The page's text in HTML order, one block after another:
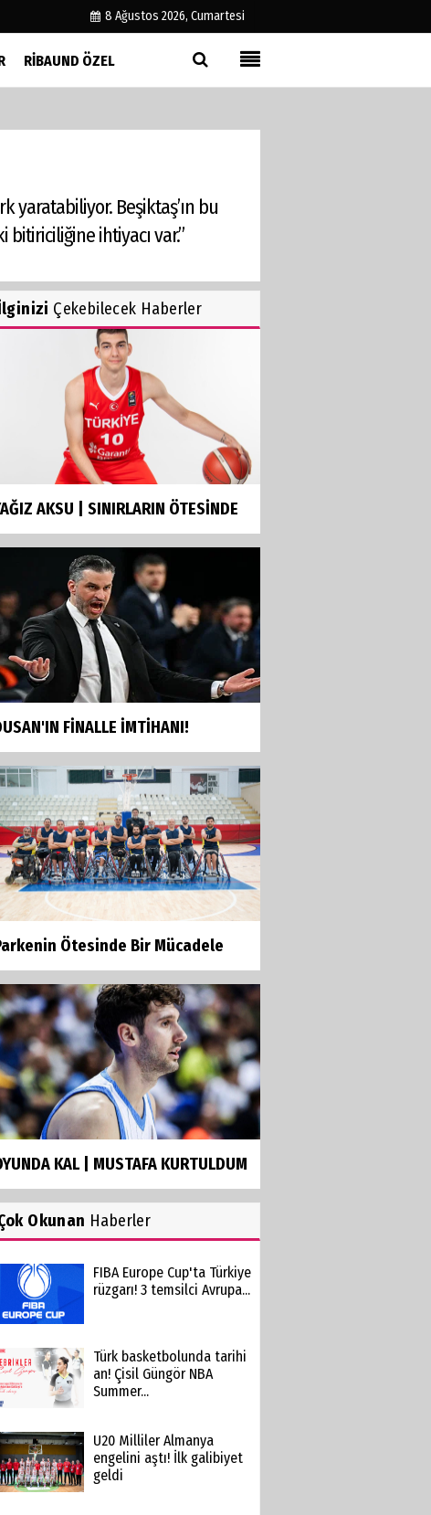
8 Ağustos 2026, Cumartesi
RIBAUND ÖZEL
Beşiktaş’ın bu
ihtiyacı var.”
Çekebilecek Haberler
AKSU | SINIRLARIN ÖTESİNDE
FİNALLE İMTİHANI!
Ötesinde Bir Mücadele
KAL | MUSTAFA KURTULDUM
Okunan Haberler
FIBA Europe Cup'ta Türkiye
rüzgarı! 3 temsilci Avrupa...
Türk basketbolunda tarihi
an! Çisil Güngör NBA
Summer...
U20 Milliler Almanya
engelini aştı! İlk galibiyet
geldi